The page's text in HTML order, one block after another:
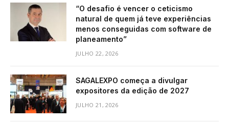
“O desafio é vencer o ceticismo
natural de quem já teve experiências
menos conseguidas com software de
planeamento”
JULHO 22, 2026
SAGALEXPO começa a divulgar
expositores da edição de 2027
JULHO 21, 2026